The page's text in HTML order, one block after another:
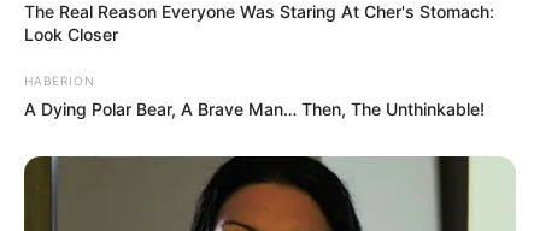
The Real Reason Everyone Was Staring At Cher's Stomach:
Look Closer
HABERION
A Dying Polar Bear, A Brave Man… Then, The Unthinkable!